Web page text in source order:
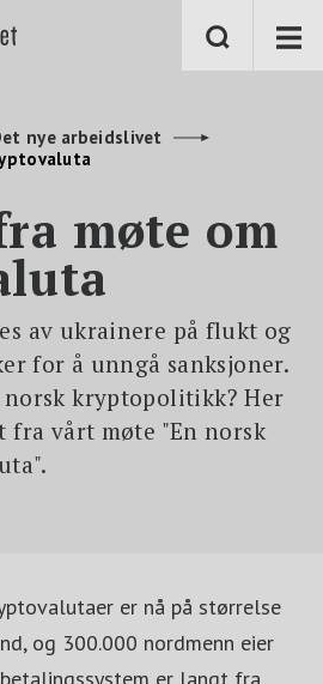
nye arbeidslivet
møte om
av ukrainere på flukt og
for å unngå sanksjoner.
kryptopolitikk? Her
fra vårt møte "En norsk
er nå på størrelse
og 300.000 nordmenn eier